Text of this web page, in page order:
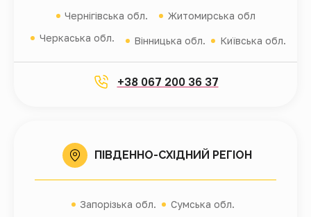
Чернігівська обл.
Житомирська обл
Черкаська обл.
Вінницька обл. Київська обл.
+38 067 200 36 37
ПІВДЕННО-СХІДНИЙ РЕГІОН
Запорізька обл.
Сумська обл.